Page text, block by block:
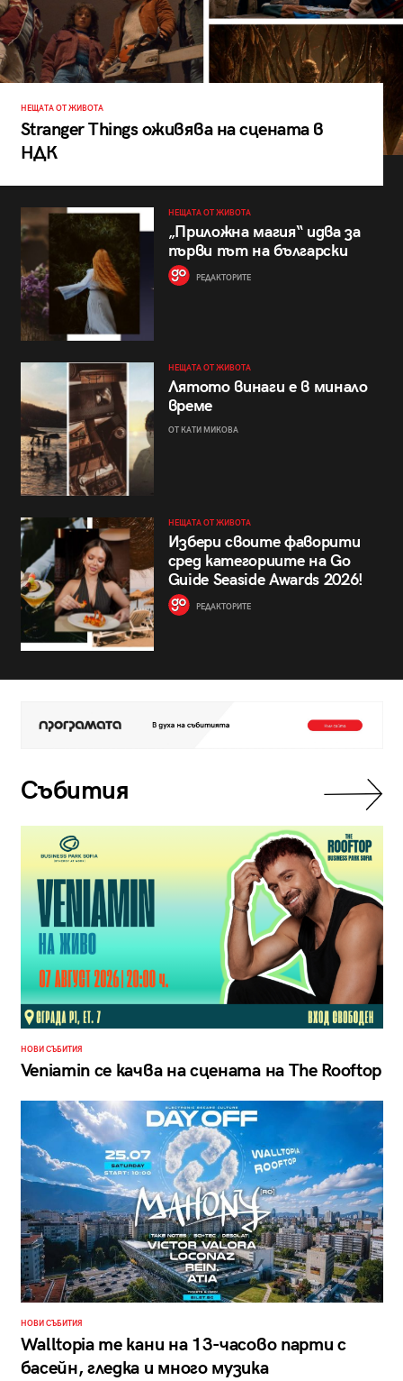
НЕЩАТА ОТ ЖИВОТА
Stranger Things оживява на сцената в
НДК
НЕЩАТА ОТ ЖИВОТА
„Приложна магия“ идва за
първи път на български
РЕДАКТОРИТЕ
НЕЩАТА ОТ ЖИВОТА
Лятото винаги е в минало
време
ОТ КАТИ МИКОВА
НЕЩАТА ОТ ЖИВОТА
Избери своите фаворити
сред категориите на Go
Guide Seaside Awards 2026!
РЕДАКТОРИТЕ
Събития
НОВИ СЪБИТИЯ
Veniamin се качва на сцената на The Rooftop
НОВИ СЪБИТИЯ
Walltopia те кани на 13-часово парти с
басейн, гледка и много музика